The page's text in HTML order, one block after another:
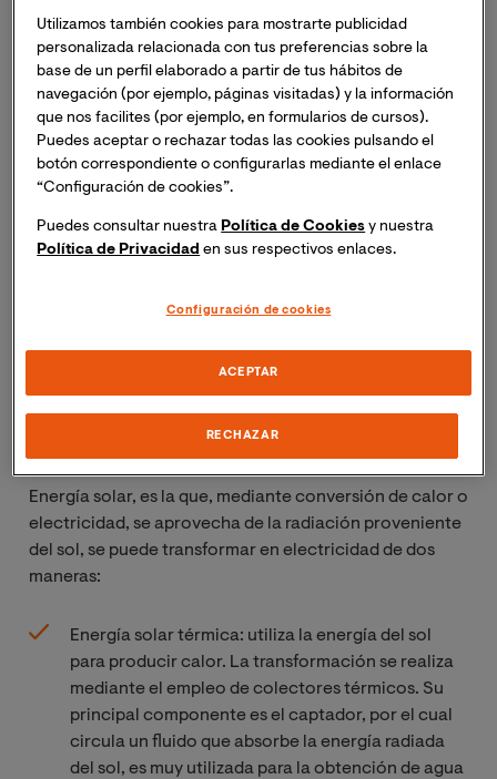
Como ejemplo de energías renovables, tenemos la
energía eólica, la solar (térmica y fotovoltaica), la
biomasa, el biogás, los biocombustibles, los pequeños
aprovechamientos hidroeléctricos y la geotermia
entre otros
La energía eólica hace referencia a aquellas
tecnologías y aplicaciones en que se aprovecha la
mecánica o eléctrica. Existen dos tipos principales de
campo), y los aerogeneradores, equipos especialmente
diseñados para producir electricidad.
Energía solar, es la que, mediante conversión de calor o
electricidad, se aprovecha de la radiación proveniente
del sol, se puede transformar en electricidad de dos
maneras:
Energía solar térmica: utiliza la energía del sol
para producir calor. La transformación se realiza
mediante el empleo de colectores térmicos. Su
principal componente es el captador, por el cual
circula un fluido que absorbe la energía radiada
del sol, es muy utilizada para la obtención de agua
Utilizamos también cookies para mostrarte publicidad
personalizada relacionada con tus preferencias sobre la
base de un perfil elaborado a partir de tus hábitos de
navegación (por ejemplo, páginas visitadas) y la información
que nos facilites (por ejemplo, en formularios de cursos).
Puedes aceptar o rechazar todas las cookies pulsando el
botón correspondiente o configurarlas mediante el enlace
“Configuración de cookies”.
Puedes consultar nuestra Política de Cookies y nuestra
Política de Privacidad en sus respectivos enlaces.
Configuración de cookies
RECHAZAR
ACEPTAR